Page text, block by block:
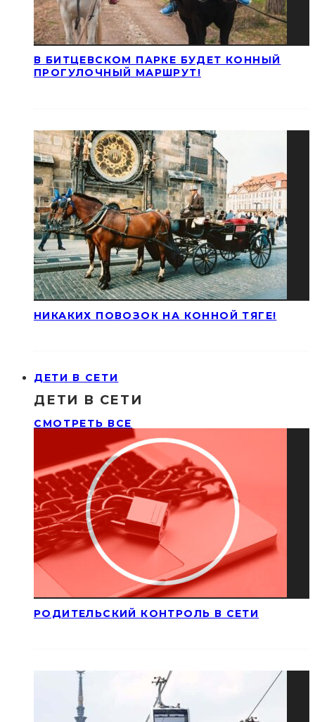
В БИТЦЕВСКОМ ПАРКЕ БУДЕТ КОННЫЙ
ПРОГУЛОЧНЫЙ МАРШРУТ!
НИКАКИХ ПОВОЗОК НА КОННОЙ ТЯГЕ!
ДЕТИ В СЕТИ
ДЕТИ В СЕТИ
СМОТРЕТЬ ВСЕ
РОДИТЕЛЬСКИЙ КОНТРОЛЬ В СЕТИ